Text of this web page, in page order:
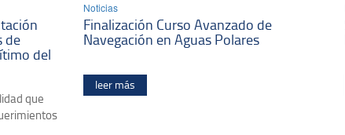
de
del
que
Noticias
Finalización Curso Avanzado de
Navegación en Aguas Polares
leer más